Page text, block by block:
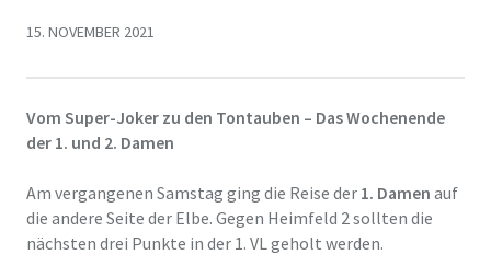
15. NOVEMBER 2021
Vom Super-Jokerzu den Tontauben – Das Wochenende
der 1. und 2. Damen
Am vergangenen Samstag ging die Reise der 1. Damen auf
die andere Seite der Elbe. Gegen Heimfeld 2 sollten die
nächsten drei Punkte in der 1. VL geholt werden.